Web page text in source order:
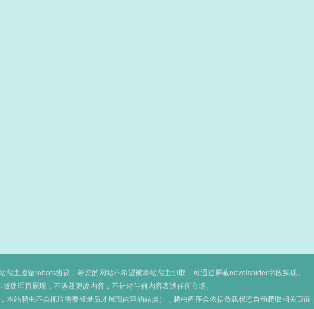
虫遵循robots协议，若您的网站不希望被本站爬虫抓取，可通过屏蔽novelspider字段实现。
处理再展现，不涉及更改内容，不针对任何内容表述任何立场。
站爬虫不会抓取需要登录后才展现内容的站点），爬虫程序会依据负载状态自动爬取相关页面。